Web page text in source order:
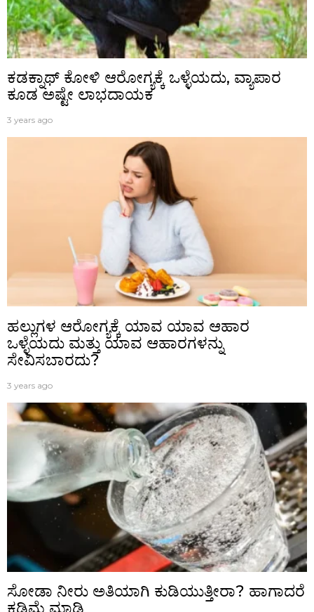
ಕಡಕ್ನಾಥ್ ಕೋಳಿ ಆರೋಗ್ಯಕ್ಕೆ ಒಳ್ಳೆಯದು, ವ್ಯಾಪಾರ
ಕೂಡ ಅಷ್ಟೇ ಲಾಭದಾಯಕ
3 years ago
ಹಲ್ಲುಗಳ ಆರೋಗ್ಯಕ್ಕೆ ಯಾವ ಯಾವ ಆಹಾರ
ಒಳ್ಳೆಯದು ಮತ್ತು ಯಾವ ಆಹಾರಗಳನ್ನು
ಸೇವಿಸಬಾರದು?
3 years ago
ಸೋಡಾ ನೀರು ಅತಿಯಾಗಿ ಕುಡಿಯುತ್ತೀರಾ? ಹಾಗಾದರೆ